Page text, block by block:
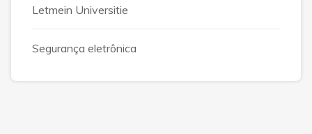
Letmein Universitie
Segurança eletrônica